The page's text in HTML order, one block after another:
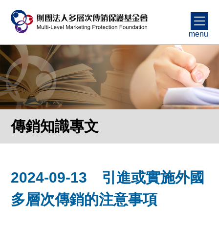
menu
傳銷知識專文
2024-09-13 引進或實施外國
多層次傳銷的注意事項